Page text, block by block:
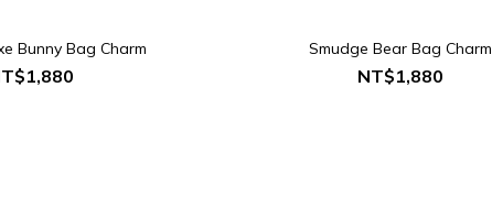
Bunny Bag Charm Smudge Bear Bag Charm
NT$1,880